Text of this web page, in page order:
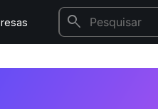
search